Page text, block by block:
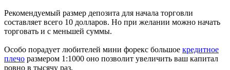
Рекомендуемый размер депозита для начала торговли
составляет всего 10 долларов. Но при желании можно начать
торговать и с меньшей суммы.
Особо порадует любителей мини форекс большое кредитное
плечо размером 1:1000 оно позволит увеличить ваш капитал
ровно в тысячу раз.